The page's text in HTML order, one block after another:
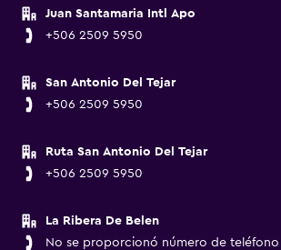
Juan Santamaria Intl Apo
+506 2509 5950
San Antonio Del Tejar
+506 2509 5950
Ruta San Antonio Del Tejar
+506 2509 5950
La Ribera De Belen
No se proporcionó número de teléfono